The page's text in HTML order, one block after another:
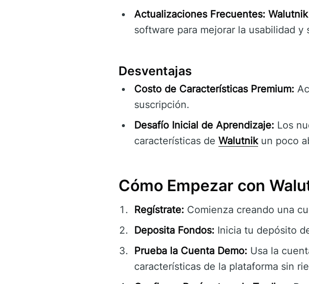
Actualizaciones Frecuentes: Walutnik
software para mejorar la usabilidad y
Desventajas
Costo de Características Premium:
suscripción.
Desafío Inicial de Aprendizaje: Los
características de Walutnikun poco
Cómo Empezar con
Regístrate: Comienza creando una
Deposita Fondos: Inicia tu depósito
Prueba la Cuenta Demo: Usa la
características de la plataforma sin